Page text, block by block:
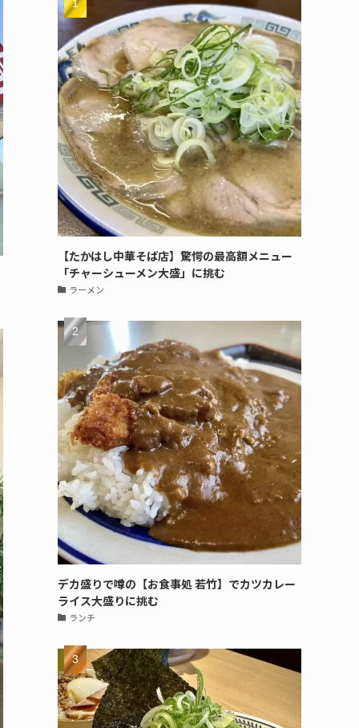
【たかはし中華そば店】驚愕の最高額メニュー
「チャーシューメン大盛」に挑む
ラーメン
デカ盛りで噂の【お食事処 若竹】でカツカレー
ライス大盛りに挑む
ランチ